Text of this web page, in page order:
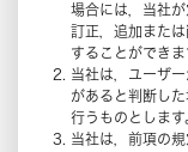
場合には，当社
訂正，追加また
することができま
当社は，ユーザ
があると判断し
行うものとします
当社は，前項の